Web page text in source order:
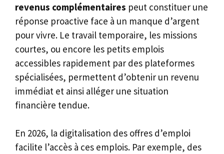
revenus complémentaires peut constituer une
réponse proactive face à un manque d’argent
pour vivre. Le travail temporaire, les missions
courtes, ou encore les petits emplois
accessibles rapidement par des plateformes
spécialisées, permettent d’obtenir un revenu
immédiat et ainsi alléger une situation
financière tendue.
En 2026, la digitalisation des offres d’emploi
facilite l’accès à ces emplois. Par exemple, des